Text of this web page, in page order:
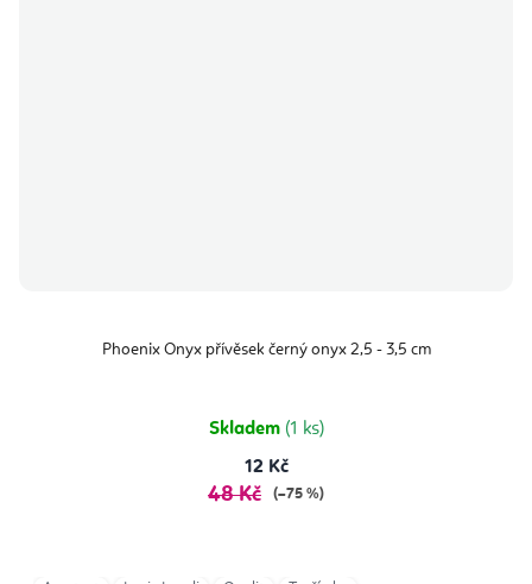
Phoenix Onyx přívěsek černý onyx 2,5 - 3,5 cm
Skladem (1 ks)
12 Kč
48 Kč (–75 %)